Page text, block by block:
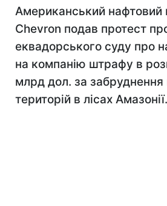
Американський нафтовий
Chevron подав протест
еквадорського суду про
на компанію штрафу в
млрд дол. за забруднення
територій в лісах Амазонії.